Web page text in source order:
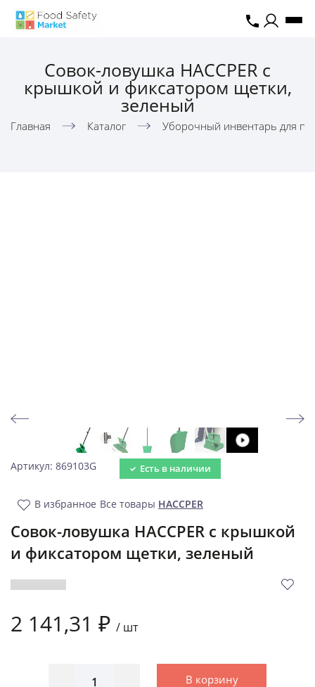
Совок-ловушка HACCPER с
крышкой и фиксатором щетки,
зеленый
Главная Каталог Уборочный инвентарь для
Артикул: 869103G Есть в наличии
В избранное Все товары HACCPER
Совок-ловушка HACCPER с крышкой
и фиксатором щетки, зеленый
2 141,31 ₽ / шт
В корзину